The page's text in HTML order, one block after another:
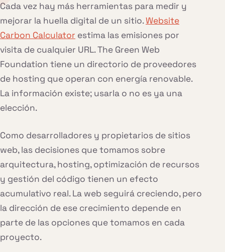
Cada vez hay más herramientas para medir y
mejorar la huella digital de un sitio.Website
Carbon Calculator estima las emisiones por
visita de cualquier URL. The Green Web
Foundation tiene un directorio de proveedores
de hosting que operan con energía renovable.
La información existe; usarla o no es ya una
elección.
Como desarrolladores y propietarios de sitios
web, las decisiones que tomamos sobre
arquitectura, hosting, optimización de recursos
y gestión del código tienen un efecto
acumulativo real. La web seguirá creciendo, pero
la dirección de ese crecimiento depende en
parte de las opciones que tomamos en cada
proyecto.